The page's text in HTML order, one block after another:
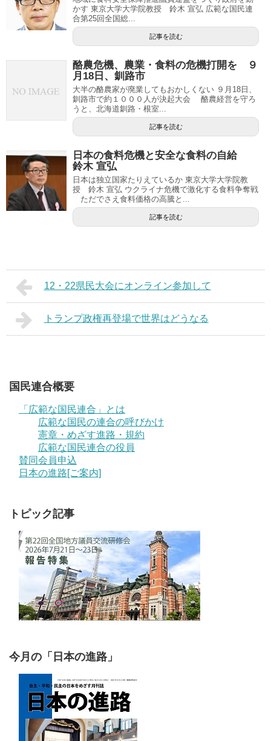
かす 東京大学大学院教授 鈴木 宣弘 広範な国民連
合第25回全国総...
記事を読む
酪農危機、農業・食料の危機打開を ９
月18日、釧路市
大半の酪農家が廃業してもおかしくない ９月18日、
釧路市で約１０００人が決起大会 酪農経営を守ろ
うと、北海道釧路・根室...
記事を読む
日本の食料危機と安全な食料の自給
鈴木 宣弘
日本は独立国家たりえているか 東京大学大学院教
授 鈴木 宣弘 ウクライナ危機で激化する食料争奪戦
ただでさえ食料価格の高騰と...
記事を読む
12・22県民大会にオンライン参加して
トランプ政権再登場で世界はどうなる
国民連合概要
「広範な国民連合」とは
広範な国民の連合の呼びかけ
憲章・めざす進路・規約
広範な国民連合の役員
賛同会員申込
日本の進路[ご案内]
トピック記事
今月の「日本の進路」